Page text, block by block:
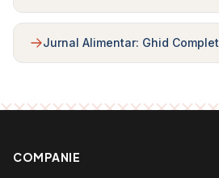
Jurnal Alimentar: Ghid Complet
COMPANIE